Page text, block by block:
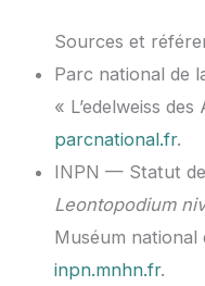
Sources et
Parc national de
« L’edelweiss
parcnational.fr.
INPN — Statut
Leontopodium
Muséum national
inpn.mnhn.fr.